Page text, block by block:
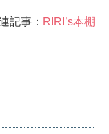
記事： RIRI’s本棚